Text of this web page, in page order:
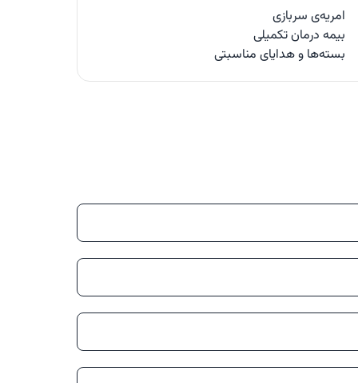
امریه‌ی سربازی
بیمه‌ درمان تکمیلی
بسته‌ها و هدایای مناسبتی